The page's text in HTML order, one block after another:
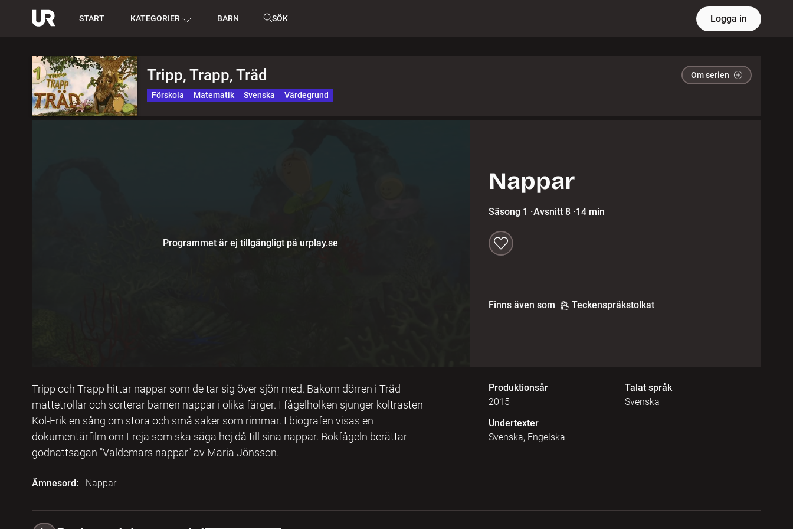
START KATEGORIER BARN SÖK Logga in
Tripp, Trapp, Träd Om serien
Förskola Matematik Svenska Värdegrund
Programmet är ej tillgängligt på urplay.se
Nappar
Säsong 1 ·Avsnitt 8 ·14 min
Finns även som Teckenspråkstolkat
Tripp och Trapp hittar nappar som de tar sig över sjön med. Bakom dörren i Träd
mattetrollar och sorterar barnen nappar i olika färger. I fågelholken sjunger koltrasten
Kol-Erik en sång om stora och små saker som rimmar. I biografen visas en
dokumentärfilm om Freja som ska säga hej då till sina nappar. Bokfågeln berättar
godnattsagan "Valdemars nappar" av Maria Jönsson.
Ämnesord: Nappar
Produktionsår
2015
Talat språk
Svenska
Undertexter
Svenska, Engelska